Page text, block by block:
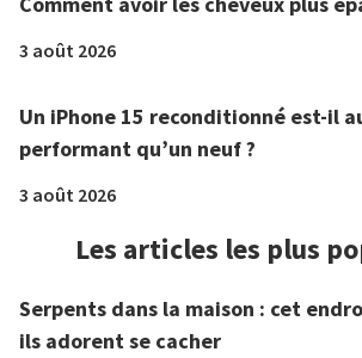
3 août 2026
Un iPhone 15 reconditionné est-il
performant qu’un neuf ?
3 août 2026
Les articles les plus
Serpents dans la maison : cet
ils adorent se cacher